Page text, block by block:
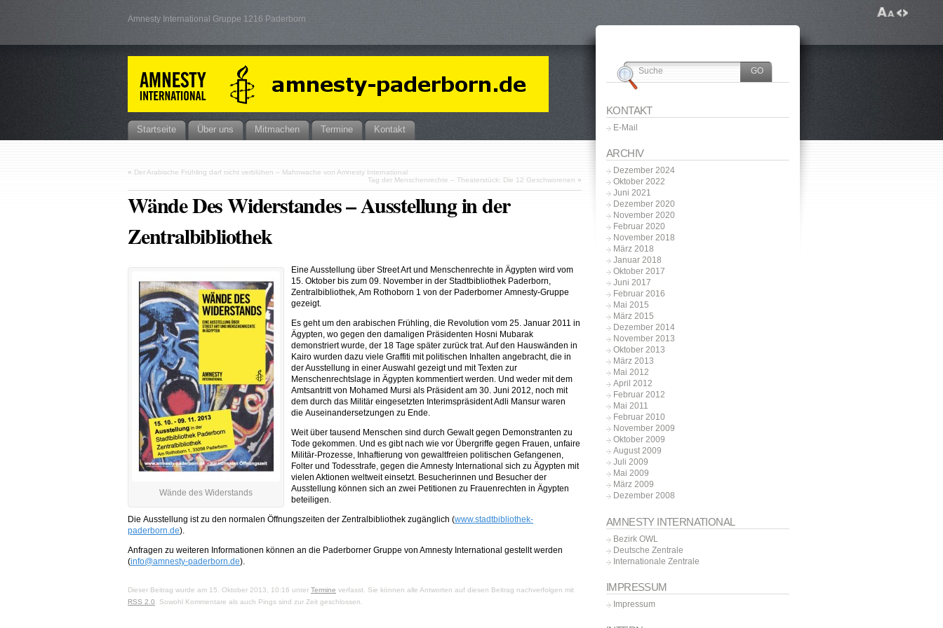
Amnesty International Gruppe 1216 Paderborn
Startseite Über uns Mitmachen Termine Kontakt
« Der Arabische Frühling darf nicht verblühen – Mahnwache von Amnesty International
Tag der Menschenrechte – Theaterstück: Die 12 Geschworenen »
Wände Des Widerstandes – Ausstellung in der
Zentralbibliothek
Wände des Widerstands
Eine Ausstellung über Street Art und Menschenrechte in Ägypten wird vom
15. Oktober bis zum 09. November in der Stadtbibliothek Paderborn,
Zentralbibliothek, Am Rothoborn 1 von der Paderborner Amnesty-Gruppe
gezeigt.
Es geht um den arabischen Frühling, die Revolution vom 25. Januar 2011 in
Ägypten, wo gegen den damaligen Präsidenten Hosni Mubarak
demonstriert wurde, der 18 Tage später zurück trat. Auf den Hauswänden in
Kairo wurden dazu viele Graffiti mit politischen Inhalten angebracht, die in
der Ausstellung in einer Auswahl gezeigt und mit Texten zur
Menschenrechtslage in Ägypten kommentiert werden. Und weder mit dem
Amtsantritt von Mohamed Mursi als Präsident am 30. Juni 2012, noch mit
dem durch das Militär eingesetzten Interimspräsident Adli Mansur waren
die Auseinandersetzungen zu Ende.
Weit über tausend Menschen sind durch Gewalt gegen Demonstranten zu
Tode gekommen. Und es gibt nach wie vor Übergriffe gegen Frauen, unfaire
Militär-Prozesse, Inhaftierung von gewaltfreien politischen Gefangenen,
Folter und Todesstrafe, gegen die Amnesty International sich zu Ägypten mit
vielen Aktionen weltweit einsetzt. Besucherinnen und Besucher der
Ausstellung können sich an zwei Petitionen zu Frauenrechten in Ägypten
beteiligen.
Die Ausstellung ist zu den normalen Öffnungszeiten der Zentralbibliothek zugänglich (www.stadtbibliothek-
paderborn.de).
Anfragen zu weiteren Informationen können an die Paderborner Gruppe von Amnesty International gestellt werden
(info@amnesty-paderborn.de).
Dieser Beitrag wurde am 15. Oktober 2013, 10:16 unter Termine verfasst. Sie können alle Antworten auf diesen Beitrag nachverfolgen mit
RSS 2.0 . Sowohl Kommentare als auch Pings sind zur Zeit geschlossen.
KONTAKT
E-Mail
ARCHIV
Dezember 2024
Oktober 2022
Juni 2021
Dezember 2020
November 2020
Februar 2020
November 2018
März 2018
Januar 2018
Oktober 2017
Juni 2017
Februar 2016
Mai 2015
März 2015
Dezember 2014
November 2013
Oktober 2013
März 2013
Mai 2012
April 2012
Februar 2012
Mai 2011
Februar 2010
November 2009
Oktober 2009
August 2009
Juli 2009
Mai 2009
März 2009
Dezember 2008
AMNESTY INTERNATIONAL
Bezirk OWL
Deutsche Zentrale
Internationale Zentrale
IMPRESSUM
Impressum